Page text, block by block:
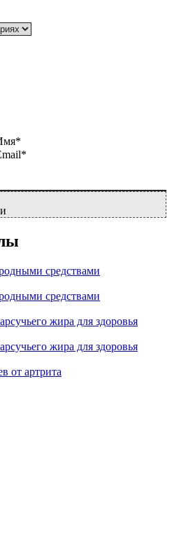
средствами
средствами
жира для здоровья
жира для здоровья
от артрита